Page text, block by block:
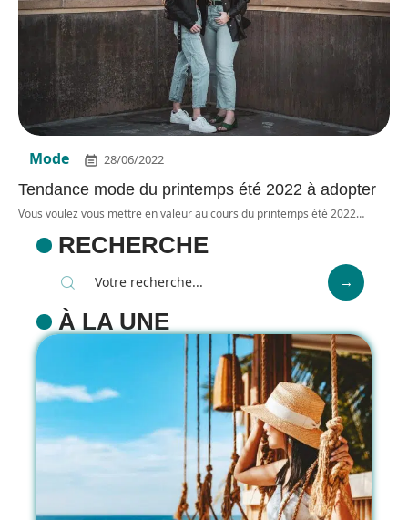
Mode 28/06/2022
Tendance mode du printemps été 2022 à adopter
Vous voulez vous mettre en valeur au cours du printemps été 2022…
RECHERCHE
À LA UNE